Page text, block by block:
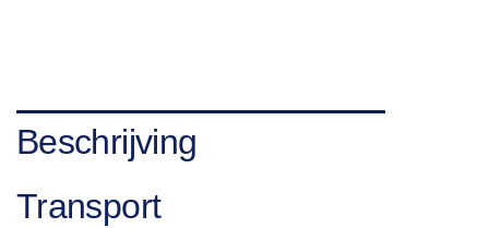
Beschrijving
Transport